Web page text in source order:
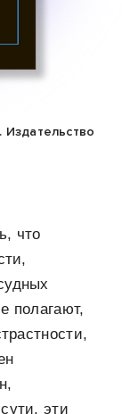
Издательство
что
полагают,
эти